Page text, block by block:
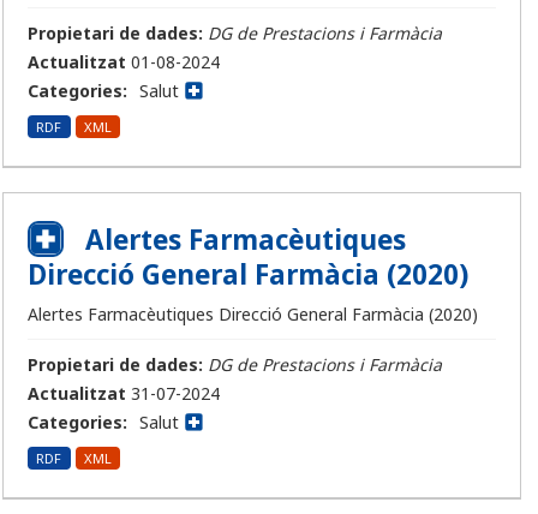
Propietari de dades: DG de Prestacions i Farmàcia
Actualitzat 01-08-2024
Categories: Salut
RDF XML
Alertes Farmacèutiques
Direcció General Farmàcia (2020)
Alertes Farmacèutiques Direcció General Farmàcia (2020)
Propietari de dades: DG de Prestacions i Farmàcia
Actualitzat 31-07-2024
Categories: Salut
RDF XML